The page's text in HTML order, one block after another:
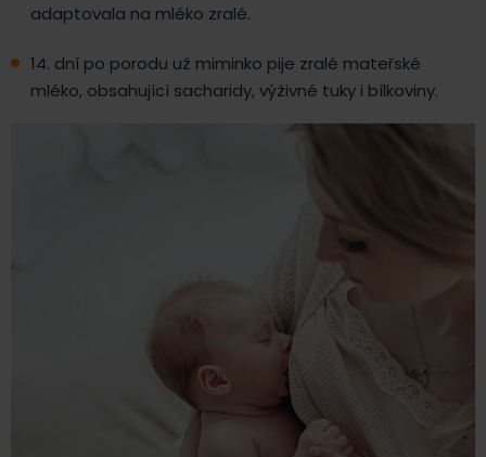
adaptovala na mléko zralé.
14. dní po porodu už miminko pije zralé mateřské
mléko, obsahující sacharidy, výživné tuky i bílkoviny.